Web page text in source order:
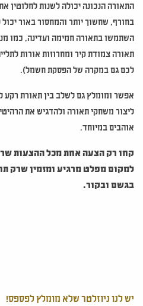
התאורה הנכונה יכולה לשנות לחלוטין
בחורף, שחשוך יותר והמחסור באור
השתמשו בתאורה חמימה ועדינה, כמו
תאורה צמודת קיר ומחרוזות אורות
לכם גם במקרה של הפסקת חשמל).
אפשר ומומלץ גם לשלב בין תאורת
ליצור משחקי תאורה ולהדגיש את
אוהבים במיוחד.
קחו רק הצעה אחת מכל ההצעות
למקום מפלט מרגיע ומזמין שרק
בגשם ובקור.
יש לנו ניוזלטר שלא מומלץ לפספס!